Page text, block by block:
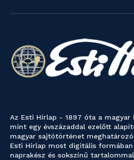
Az Esti Hírlap - 1897 óta a magyar
mint egy évszázaddal ezelőtt
magyar sajtótörténet meghatározó
Esti Hírlap most digitális
naprakész és sokszínű